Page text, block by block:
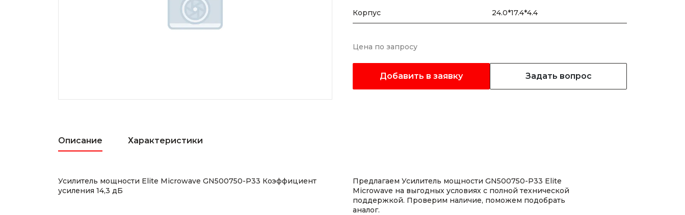
Корпус 24.0*17.4*4.4
Цена по запросу
Добавить в заявку Задать вопрос
Описание Характеристики
Усилитель мощности Elite Microwave GN500750-P33 Коэффициент
усиления 14,3 дБ
Предлагаем Усилитель мощности GN500750-P33 Elite
Microwave на выгодных условиях с полной технической
поддержкой. Проверим наличие, поможем подобрать
аналог.